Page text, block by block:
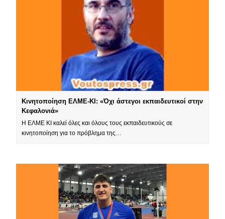
Κινητοποίηση ΕΛΜΕ-ΚΙ: «Όχι άστεγοι εκπαιδευτικοί στην
Κεφαλονιά»
Η ΕΛΜΕ ΚΙ καλεί όλες και όλους τους εκπαιδευτικούς σε
κινητοποίηση για το πρόβλημα της…